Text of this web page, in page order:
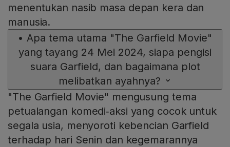
menentukan nasib masa depan kera dan
manusia.
• Apa tema utama "The Garfield Movie"
yang tayang 24 Mei 2024, siapa pengisi
suara Garfield, dan bagaimana plot
melibatkan ayahnya?
"The Garfield Movie" mengusung tema
petualangan komedi‑aksi yang cocok untuk
segala usia, menyoroti kebencian Garfield
terhadap hari Senin dan kegemarannya